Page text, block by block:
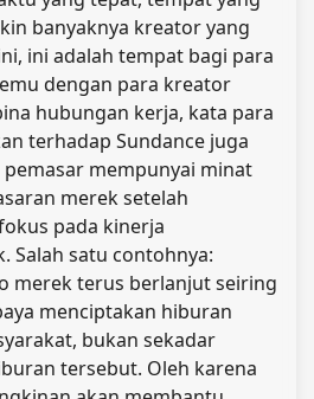
banyaknya kreator yang
ini adalah tempat bagi para
dengan para kreator
hubungan kerja, kata para
terhadap Sundance juga
mempunyai minat
merek setelah
pada kinerja
Salah satu contohnya:
merek terus berlanjut seiring
menciptakan hiburan
bukan sekadar
tersebut. Oleh karena